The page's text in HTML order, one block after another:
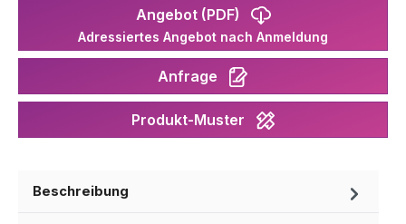
Angebot (PDF)
Adressiertes Angebot nach Anmeldung
Anfrage
Produkt-Muster
Beschreibung